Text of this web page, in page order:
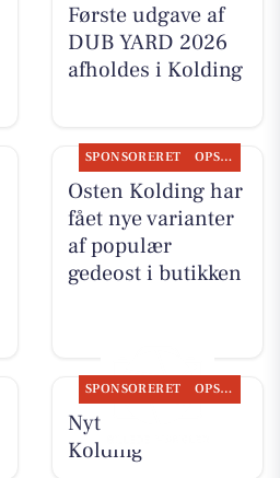
Første udgave af
DUB YARD 2026
afholdes i Kolding
SPONSORERET OPSLAGSTAVLEN
Osten Kolding har
fået nye varianter
af populær
gedeost i butikken
SPONSORERET OPSLAGSTAVLEN
Nyt fra Osten
Kolding